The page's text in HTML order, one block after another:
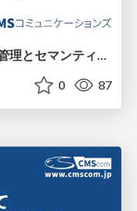
Python製CMSが実現する、権限管理とセマンティック検索の融合
0 87